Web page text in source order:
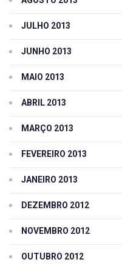
JULHO 2013
JUNHO 2013
MAIO 2013
ABRIL 2013
MARÇO 2013
FEVEREIRO 2013
JANEIRO 2013
DEZEMBRO 2012
NOVEMBRO 2012
OUTUBRO 2012